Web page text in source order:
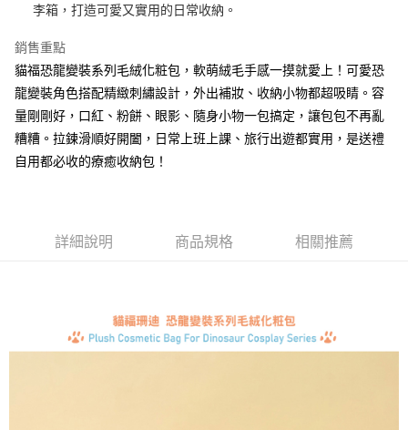
AFTEE先享後付
相關說明
AFTEE先享後付是「在收到商品之後才付款」的支付方式。 讓您購物簡單
便利好安心！
１．簡單：不需註冊會員、不需綁卡、不需儲值。
２．便利：只要手機號碼，簡訊認證，即可結帳。
３．安心：先確認商品／服務後，再付款。
３．收到繳費通知簡訊後14天內，點擊此簡訊中的連結，可透過四大超商／
※ 交易是否成功請以「AFTEE先享後付 」之結帳頁面顯示為準，若有關於
是否繳費成功／繳費後需取消欲退款等相關疑問，請聯繫「AFTEE先享後付
客戶支援中心」https://netprotections.freshdesk.com/support/home
ATM付款
運送方式
全家付款取貨
每筆NT$60，滿NT$499(含以上)免運費
每筆NT$60，滿NT$499(含以上)免運費
李箱，打造可愛又實用的日常收納。
銷售重點
貓福恐龍變裝系列毛絨化粧包，軟萌絨毛手感一摸就愛上！可愛恐
龍變裝角色搭配精緻刺繡設計，外出補妝、收納小物都超吸睛。容
量剛剛好，口紅、粉餅、眼影、隨身小物一包搞定，讓包包不再亂
糟糟。拉鍊滑順好開闔，日常上班上課、旅行出遊都實用，是送禮
自用都必收的療癒收納包！
詳細說明 商品規格 相關推薦